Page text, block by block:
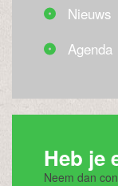
Nieuws
Agenda
Heb je
Neem dan